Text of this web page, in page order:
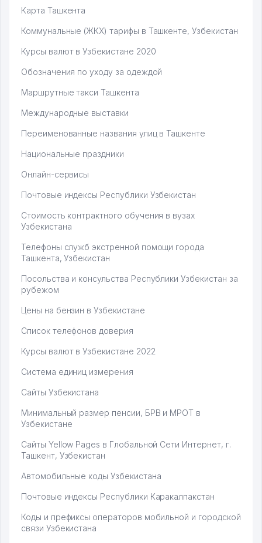
Карта Ташкента
Коммунальные (ЖКХ) тарифы в Ташкенте, Узбекистан
Курсы валют в Узбекистане 2020
Обозначения по уходу за одеждой
Маршрутные такси Ташкента
Международные выставки
Переименованные названия улиц в Ташкенте
Национальные праздники
Онлайн-сервисы
Почтовые индексы Республики Узбекистан
Стоимость контрактного обучения в вузах
Узбекистана
Телефоны служб экстренной помощи города
Ташкента, Узбекистан
Посольства и консульства Республики Узбекистан за
рубежом
Цены на бензин в Узбекистане
Список телефонов доверия
Курсы валют в Узбекистане 2022
Система единиц измерения
Сайты Узбекистана
Минимальный размер пенсии, БРВ и МРОТ в
Узбекистане
Сайты Yellow Pages в Глобальной Сети Интернет, г.
Ташкент, Узбекистан
Автомобильные коды Узбекистана
Почтовые индексы Республики Каракалпакстан
Коды и префиксы операторов мобильной и городской
связи Узбекистана